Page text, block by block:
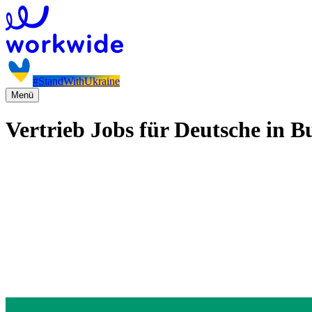
#StandWithUkraine
Menü
Vertrieb Jobs für Deutsche in